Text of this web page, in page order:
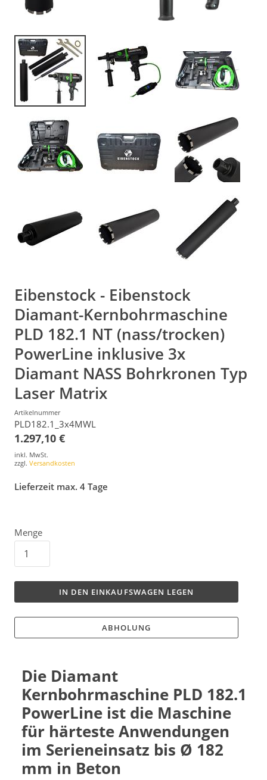
Eibenstock - Eibenstock
Diamant-Kernbohrmaschine
PLD 182.1 NT (nass/trocken)
PowerLine inklusive 3x
Diamant NASS Bohrkronen Typ
Laser Matrix
Artikelnummer
PLD182.1_3x4MWL
1.297,10 €
inkl. MwSt.
zzgl. Versandkosten
Lieferzeit max. 4 Tage
Menge
IN DEN EINKAUFSWAGEN LEGEN
ABHOLUNG
Die Diamant
Kernbohrmaschine PLD 182.1
PowerLine ist die Maschine
für härteste Anwendungen
im Serieneinsatz bis Ø 182
mm in Beton